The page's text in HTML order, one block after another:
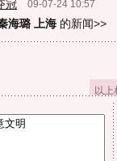
09-07-24 10:57
冠
海璐 上海的新闻>>
以